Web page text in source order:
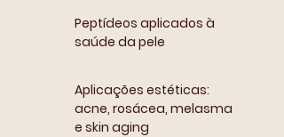
Peptídeos aplicados à
saúde da pele
Aplicações estéticas:
acne, rosácea, melasma
e skin aging